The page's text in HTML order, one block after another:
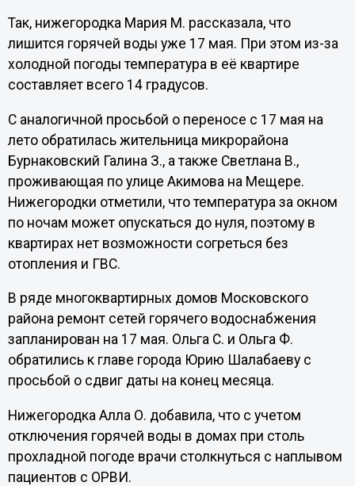
Так, нижегородка Мария М. рассказала, что
лишится горячей воды уже 17 мая. При этом из-за
холодной погоды температура в её квартире
составляет всего 14 градусов.
С аналогичной просьбой о переносе с 17 мая на
лето обратилась жительница микрорайона
Бурнаковский Галина З., а также Светлана В.,
проживающая по улице Акимова на Мещере.
Нижегородки отметили, что температура за окном
по ночам может опускаться до нуля, поэтому в
квартирах нет возможности согреться без
отопления и ГВС.
В ряде многоквартирных домов Московского
района ремонт сетей горячего водоснабжения
запланирован на 17 мая. Ольга С. и Ольга Ф.
обратились к главе города Юрию Шалабаеву с
просьбой о сдвиг даты на конец месяца.
Нижегородка Алла О. добавила, что с учетом
отключения горячей воды в домах при столь
прохладной погоде врачи столкнуться с наплывом
пациентов с ОРВИ.